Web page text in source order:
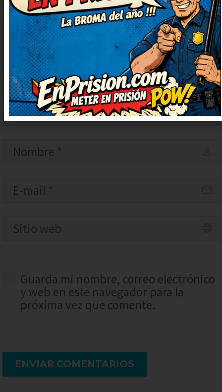
Guarda mi nombre, correo electrónico
y web en este navegador para la
próxima vez que comente.
ENVIAR COMENTARIOS